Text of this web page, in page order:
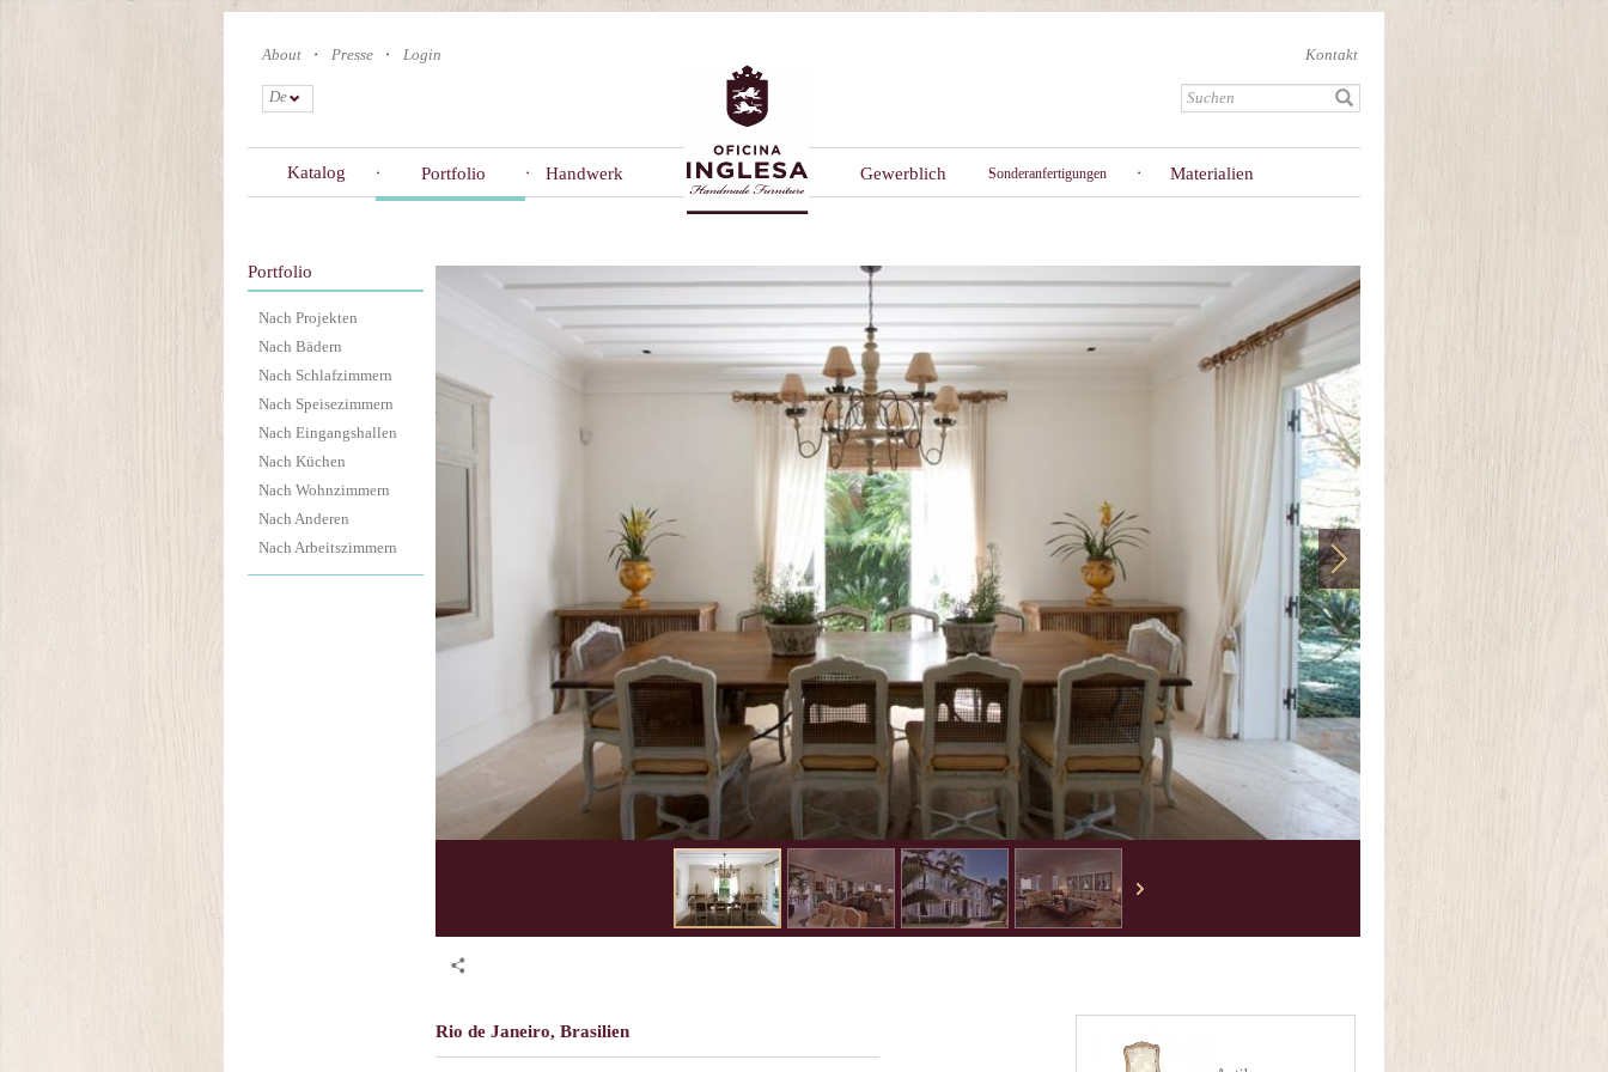
About Presse Login Kontakt
De
Katalog Portfolio Handwerk Gewerblich Sonderanfertigungen Materialien
Portfolio
Nach Projekten
Nach Bädern
Nach Schlafzimmern
Nach Speisezimmern
Nach Eingangshallen
Nach Küchen
Nach Wohnzimmern
Nach Anderen
Nach Arbeitszimmern
Rio de Janeiro, Brasilien